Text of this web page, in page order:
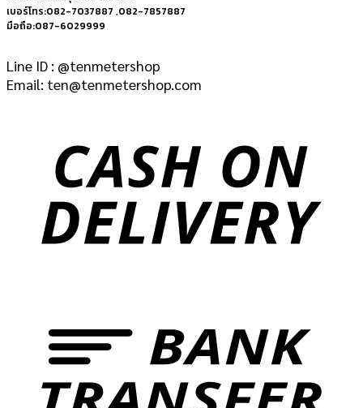
เบอร์โทร:082-7037887 ,082-7857887
มือถือ:087-6029999
Line ID : @tenmetershop
Email: ten@tenmetershop.com